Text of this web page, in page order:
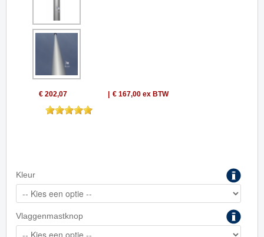
€ 202,07 € 167,00 ex BTW
Kleur
Vlaggenmastknop